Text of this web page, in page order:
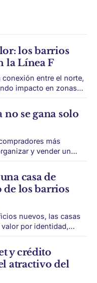
los barrios
la Línea F
conexión entre el norte,
impacto en zonas
de una
no se gana solo
más
y vender un
no depende solo de
casa de
de los barrios
nuevos, las casas
por identidad,
otra historia del
más de 100 años
y crédito
atractivo del